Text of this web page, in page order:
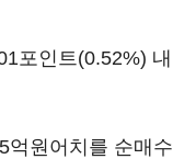
포인트(0.52%) 내
억원어치를 순매수